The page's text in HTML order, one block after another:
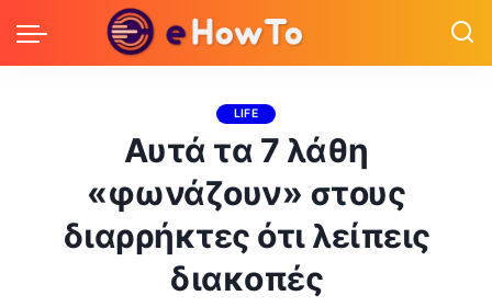
LIFE
Αυτά τα 7 λάθη
«φωνάζουν» στους
διαρρήκτες ότι λείπεις
διακοπές